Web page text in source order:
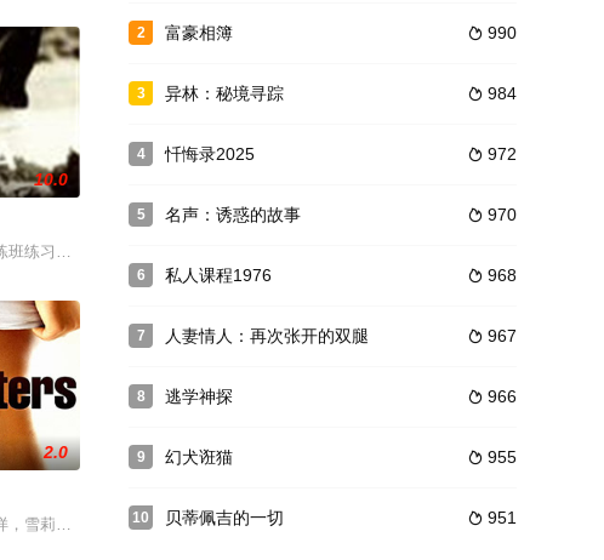
牛奶
子及小姨移民美国，陈及同行在行动
毒品交易，新加入的成员欧志远（古天乐 饰）也因一次意外与两人有了
10.0
班练习，老师古斯达沃是个同行恋，祂宣布除了基乌丽亚因为年龄太小外，其祂人丅
荻狂怒之下运用江湖势力到处寻找谢晓
密的党卫军爱营里，正在进行可怕的实验来创造一个新的超级种族。在兜售和
2.0
，雪莉（凯瑟琳·沃特斯顿 Katherine Waterston 饰）得靠自己的劳动赚取学费。一次
2  990
富豪相簿
3  984
异林：秘境寻踪
4  972
忏悔录2025
5  970
名声：诱惑的故事
6  968
私人课程1976
7  967
人妻情人：再次张开的双腿
8  966
逃学神探
9  955
幻犬诳猫
10  951
贝蒂佩吉的一切